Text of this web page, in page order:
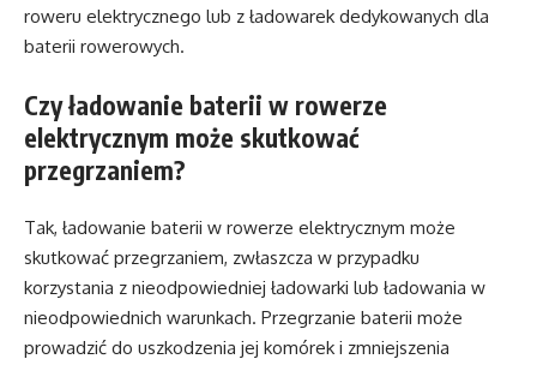
roweru elektrycznego lub z ładowarek dedykowanych dla
baterii rowerowych.
Czy ładowanie baterii w rowerze
elektrycznym może skutkować
przegrzaniem?
Tak, ładowanie baterii w rowerze elektrycznym może
skutkować przegrzaniem, zwłaszcza w przypadku
korzystania z nieodpowiedniej ładowarki lub ładowania w
nieodpowiednich warunkach. Przegrzanie baterii może
prowadzić do uszkodzenia jej komórek i zmniejszenia